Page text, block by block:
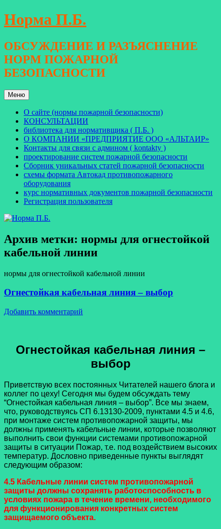
Перейти
к
Норма П.Б.
ОБСУЖДЕНИЕ И РАЗЪЯСНЕНИЕ
НОРМ ПОЖАРНОЙ
БЕЗОПАСНОСТИ
Меню
О сайте (нормы пожарной безопасности)
КОНСУЛЬТАЦИИ
библиотека для нормативщика ( П.Б. )
О КОМПАНИИ «ПРЕДПРИЯТИЕ ООО «АЛЬТАИР»
Контакты для связи с админом ( kontakty )
проектирование систем пожарной безопасности
Сборник уникальных статей пожарной безопасности
схемы формата Автокад противопожарного
оборудования
курс нормативных документов пожарной безопасности
Регистрация пользователя
Архив метки: нормы для огнестойкой
кабельной линии
нормы для огнестойкой кабельной линии
Огнестойкая кабельная линия – выбор
Добавить комментарий
Огнестойкая кабельная линия –
выбор
Приветствую всех постоянных Читателей нашего блога и
коллег по цеху! Сегодня мы будем обсуждать тему
“Огнестойкая кабельная линия – выбор”. Все мы знаем,
что, руководствуясь СП 6.13130-2009, пунктами 4.5 и 4.6,
при монтаже систем противопожарной защиты, мы
должны применять кабельные линии, которые позволяют
выполнить свои функции системами противопожарной
защиты в ситуации Пожар, т.е. под воздействием высоких
температур. Дословно приведенные пункты выглядят
следующим образом:
4.5 Кабельные линии систем противопожарной
защиты должны сохранять работоспособность в
условиях пожара в течение времени, необходимого
для функционирования конкретных систем
защищаемого объекта.